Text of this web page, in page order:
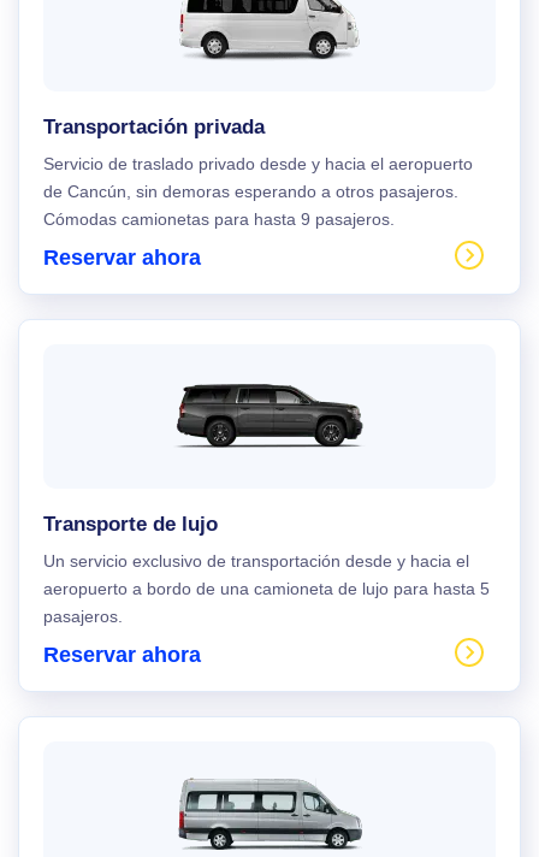
Transportación privada
Servicio de traslado privado desde y hacia el aeropuerto
de Cancún, sin demoras esperando a otros pasajeros.
Cómodas camionetas para hasta 9 pasajeros.
Reservar ahora
Transporte de lujo
Un servicio exclusivo de transportación desde y hacia el
aeropuerto a bordo de una camioneta de lujo para hasta 5
pasajeros.
Reservar ahora